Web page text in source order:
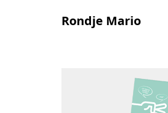
Rondje Mario